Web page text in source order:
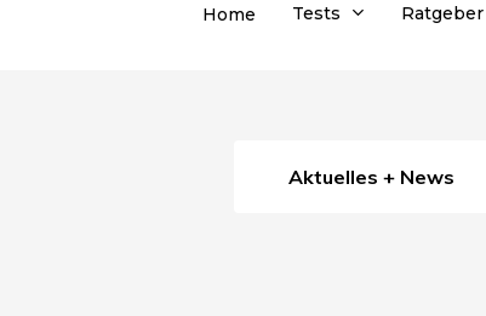
Home Tests
Aktuelles + News